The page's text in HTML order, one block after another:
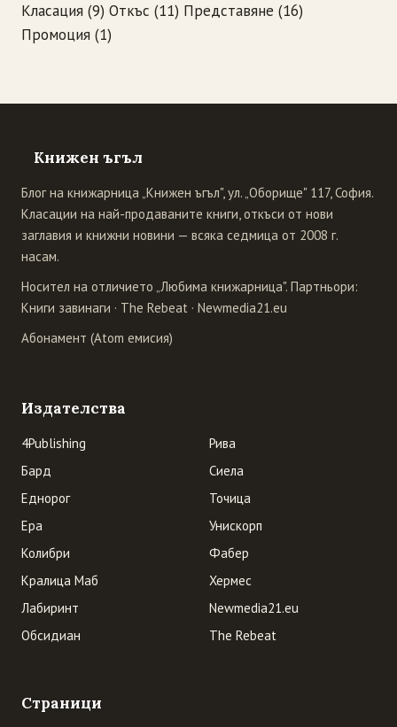
Класация (9) Откъс (11) Представяне (16)
Промоция (1)
Книжен ъгъл
Блог на книжарница „Книжен ъгъл", ул. „Оборище" 117, София.
Класации на най-продаваните книги, откъси от нови
заглавия и книжни новини — всяка седмица от 2008 г.
насам.
Носител на отличието „Любима книжарница". Партньори:
Книги завинаги · The Rebeat · Newmedia21.eu
Абонамент (Atom емисия)
Издателства
4Publishing
Бард
Еднорог
Ера
Колибри
Кралица Маб
Лабиринт
Обсидиан
Рива
Сиела
Точица
Унискорп
Фабер
Хермес
Newmedia21.eu
The Rebeat
Страници